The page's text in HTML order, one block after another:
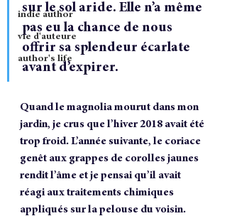
indie author
vie d'auteure
author's life
sur le sol aride. Elle n’a même
pas eu la chance de nous
offrir sa splendeur écarlate
avant d’expirer.
Quand le magnolia mourut dans mon
jardin, je crus que l’hiver 2018 avait été
trop froid. L’année suivante, le coriace
genêt aux grappes de corolles jaunes
rendit l’âme et je pensai qu’il avait
réagi aux traitements chimiques
appliqués sur la pelouse du voisin.